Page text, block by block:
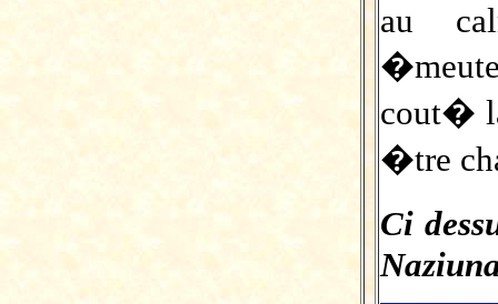
au
cout�
�tre
Ci